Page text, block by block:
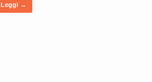
Leggi →